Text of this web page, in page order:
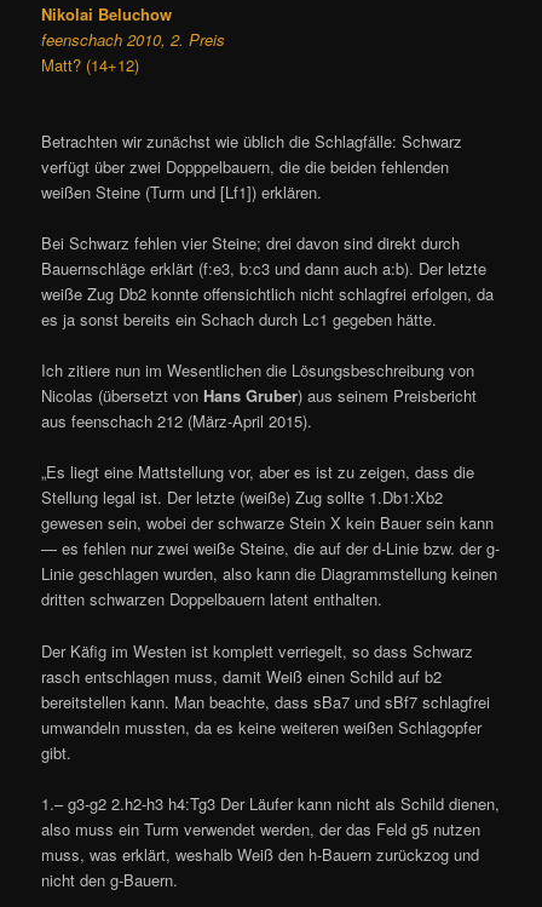
Nikolai Beluchow
feenschach 2010, 2. Preis
Matt? (14+12)
Betrachten wir zunächst wie üblich die Schlagfälle: Schwarz
verfügt über zwei Dopppelbauern, die die beiden fehlenden
weißen Steine (Turm und [Lf1]) erklären.
Bei Schwarz fehlen vier Steine; drei davon sind direkt durch
Bauernschläge erklärt (f:e3, b:c3 und dann auch a:b). Der letzte
weiße Zug Db2 konnte offensichtlich nicht schlagfrei erfolgen, da
es ja sonst bereits ein Schach durch Lc1 gegeben hätte.
Ich zitiere nun im Wesentlichen die Lösungsbeschreibung von
Nicolas (übersetzt von Hans Gruber) aus seinem Preisbericht
aus feenschach 212 (März-April 2015).
„Es liegt eine Mattstellung vor, aber es ist zu zeigen, dass die
Stellung legal ist. Der letzte (weiße) Zug sollte 1.Db1:Xb2
gewesen sein, wobei der schwarze Stein X kein Bauer sein kann
— es fehlen nur zwei weiße Steine, die auf der d-Linie bzw. der g-
Linie geschlagen wurden, also kann die Diagrammstellung keinen
dritten schwarzen Doppelbauern latent enthalten.
Der Käfig im Westen ist komplett verriegelt, so dass Schwarz
rasch entschlagen muss, damit Weiß einen Schild auf b2
bereitstellen kann. Man beachte, dass sBa7 und sBf7 schlagfrei
umwandeln mussten, da es keine weiteren weißen Schlagopfer
gibt.
1.– g3-g2 2.h2-h3 h4:Tg3 Der Läufer kann nicht als Schild dienen,
also muss ein Turm verwendet werden, der das Feld g5 nutzen
muss, was erklärt, weshalb Weiß den h-Bauern zurückzog und
nicht den g-Bauern.